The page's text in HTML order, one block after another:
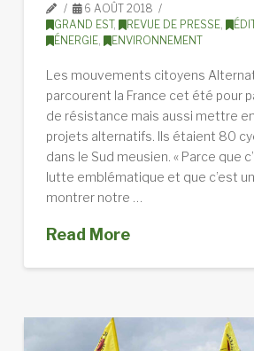
6 AOÛT 2018
GRAND EST, REVUE DE PRESSE,
ÉNERGIE, ENVIRONNEMENT
Les mouvements citoyens
parcourent la France cet été pour
de résistance mais aussi mettre
projets alternatifs. Ils étaient 80
dans le Sud meusien. « Parce que
lutte emblématique et que c’est
montrer notre …
Read More